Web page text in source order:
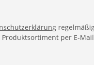
per E-